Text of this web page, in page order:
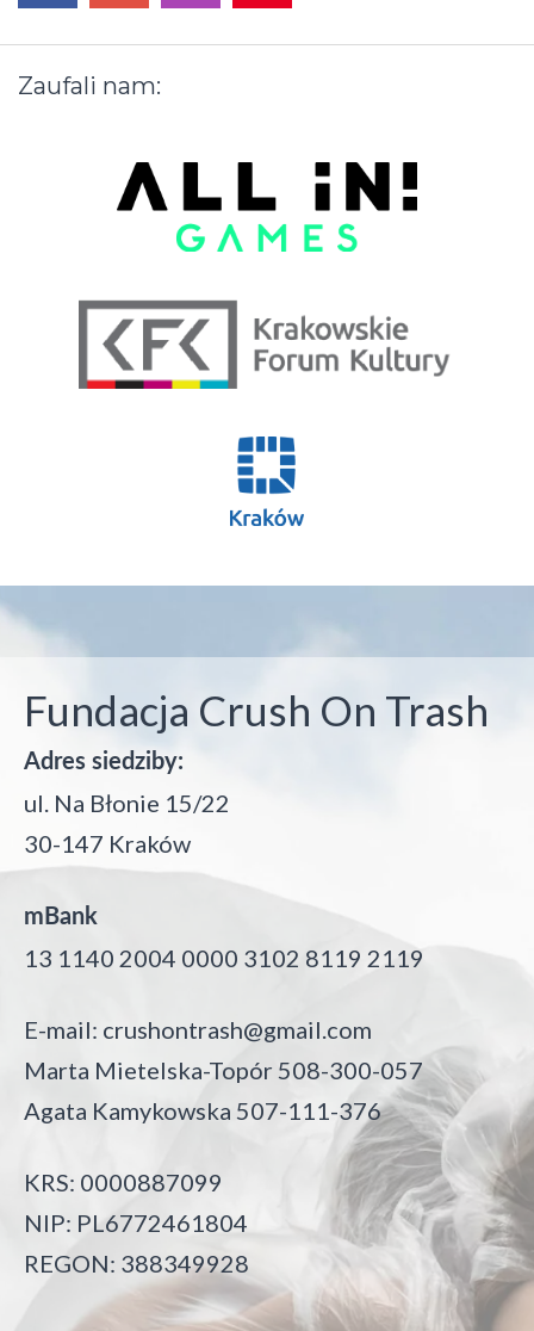
Zaufali nam:
Fundacja Crush On Trash
Adres siedziby:
ul. Na Błonie 15/22
30-147 Kraków
mBank
13 1140 2004 0000 3102 8119 2119
E-mail: crushontrash@gmail.com
Marta Mietelska-Topór 508-300-057
Agata Kamykowska 507-111-376
KRS: 0000887099
NIP: PL6772461804
REGON: 388349928